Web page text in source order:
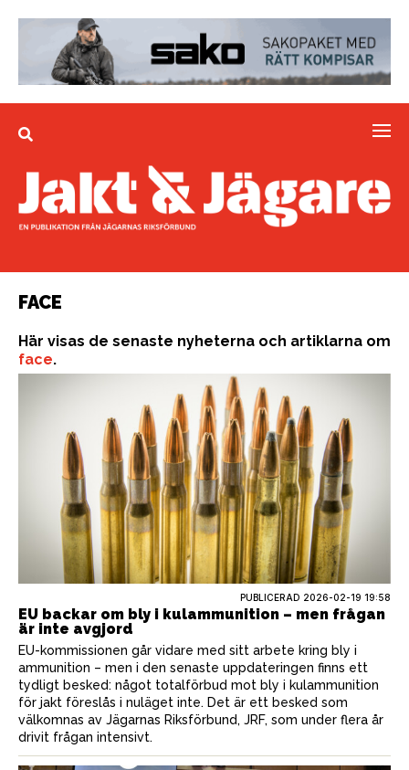
FACE
Här visas de senaste nyheterna och artiklarna om
face.
PUBLICERAD 2026-02-19 19:58
EU backar om bly i kulammunition – men frågan
är inte avgjord
EU-kommissionen går vidare med sitt arbete kring bly i
ammunition – men i den senaste uppdateringen finns ett
tydligt besked: något totalförbud mot bly i kulammunition
för jakt föreslås i nuläget inte. Det är ett besked som
välkomnas av Jägarnas Riksförbund, JRF, som under flera år
drivit frågan intensivt.